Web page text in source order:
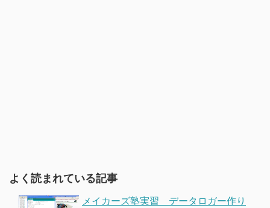
よく読まれている記事
メイカーズ塾実習 データロガー作り